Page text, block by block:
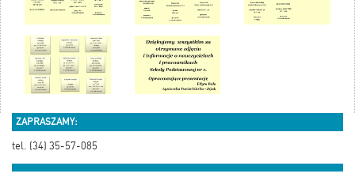
ZAPRASZAMY:
tel. (34) 35-57-085